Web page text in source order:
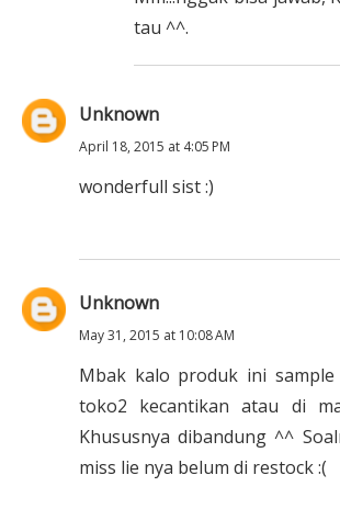
tau ^^.
Unknown
April 18, 2015 at 4:05 PM
wonderfull sist :)
Unknown
May 31, 2015 at 10:08 AM
Mbak kalo produk ini
toko2 kecantikan atau di
Khususnya dibandung ^^
miss lie nya belum di restock :(